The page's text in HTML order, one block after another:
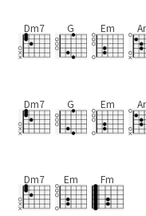
Dm7 G Em
Dm7 G Em
Dm7 Em Fm